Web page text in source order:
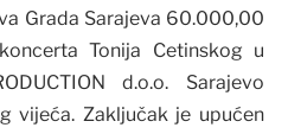
Grada Sarajeva 60.000,00
Tonija Cetinskog u
d.o.o. Sarajevo
vijeća. Zaključak je upućen